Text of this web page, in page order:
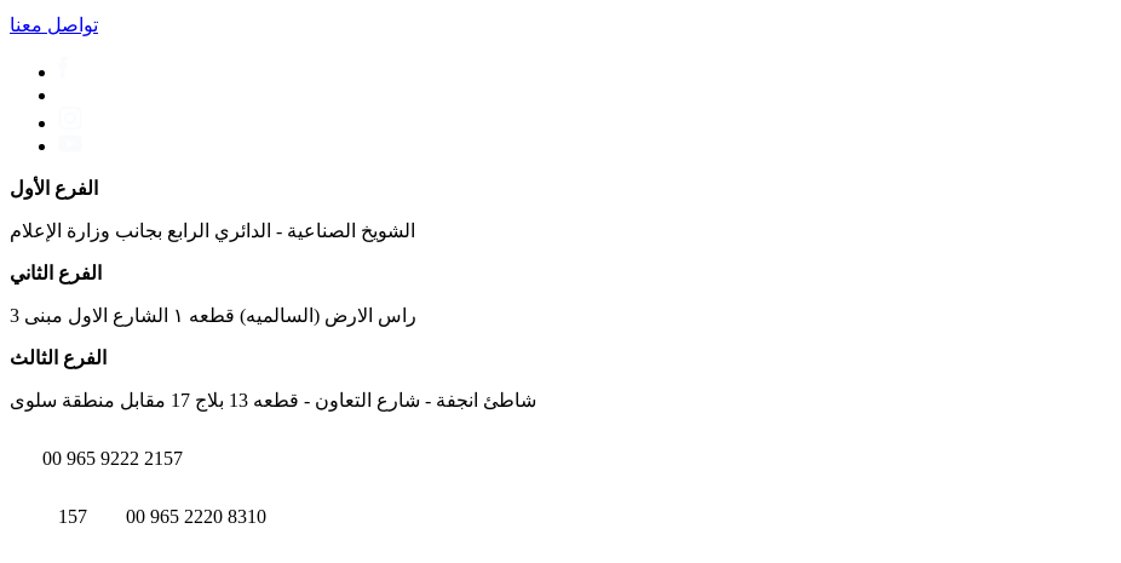
تواصل معنا
الفرع الأول
الشويخ الصناعية - الدائري الرابع بجانب وزارة الإعلام
الفرع الثاني
راس الارض (السالميه) قطعه ١ الشارع الاول مبنى 3
الفرع الثالث
شاطئ انجفة - شارع التعاون - قطعه 13 بلاج 17 مقابل منطقة سلوى
00 965 9222 2157
157 00 965 2220 8310